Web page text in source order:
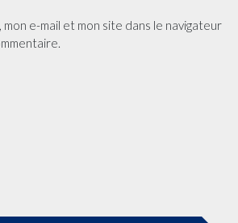
mon e-mail et mon site dans le navigateur